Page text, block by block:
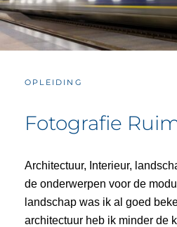
CATEGORIES:
OPLEIDING
Fotografie
Architectuur, Interieur,
de onderwerpen voor de
landschap was ik al goed
architectuur heb ik minder de